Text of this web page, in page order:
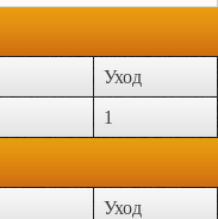
Уход
1
Уход